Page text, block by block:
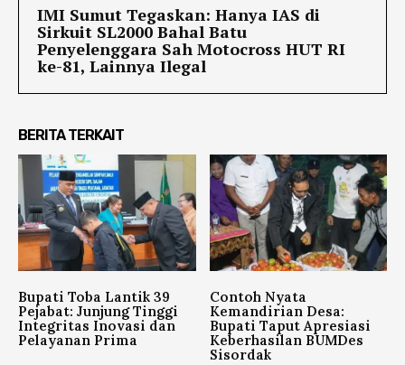
IMI Sumut Tegaskan: Hanya IAS di
Sirkuit SL2000 Bahal Batu
Penyelenggara Sah Motocross HUT RI
ke-81, Lainnya Ilegal
BERITA TERKAIT
Bupati Toba Lantik 39
Pejabat: Junjung Tinggi
Integritas Inovasi dan
Pelayanan Prima
Contoh Nyata
Kemandirian Desa:
Bupati Taput Apresiasi
Keberhasilan BUMDes
Sisordak